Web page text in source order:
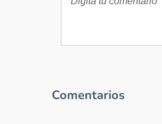
Comentarios